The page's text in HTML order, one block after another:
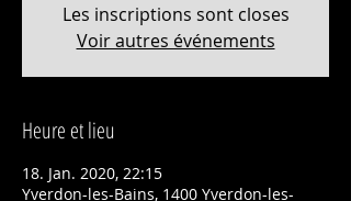
Les inscriptions sont closes
Voir autres événements
Heure et lieu
18. Jan. 2020, 22:15
Yverdon-les-Bains, 1400 Yverdon-les-